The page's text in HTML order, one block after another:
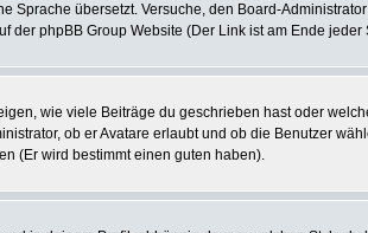
übersetzt. Versuche, den Board-
der phpBB Group Website (Der Link ist am Ende jeder
wie viele Beiträge du geschrieben hast oder
ob er Avatare erlaubt und ob die Benutzer
(Er wird bestimmt einen guten haben).